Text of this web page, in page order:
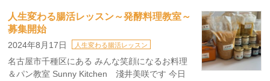
人生変わる腸活レッスン～発酵料理教室～
募集開始
2024年8月17日 人生変わる腸活レッスン
名古屋市千種区にある みんな笑顔になるお料理
＆パン教室 Sunny Kitchen 淺井美咲です 今日